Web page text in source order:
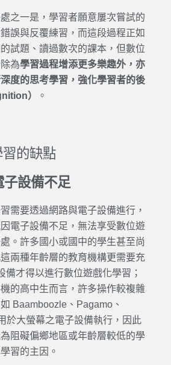
之一是，學習者願意屢次嘗試的
誤與反覆練習，而這段過程正如
試題、讀過數次的課本，但數位
為學習過程增添更多樂趣外，亦
度的思考學習，強化學習者的後
）
。
的缺點
子設備不足
需要透過網路與電子設備進行，
電子設備不足，無法享受數位遊
。許多國小或國中的學生甚至尚
兩種年齡層的教育機構更需要充
備才得以進行數位遊戲化學習；
的高中生而言，許多操作較複雜
Baamboozle、Pagamo、
於大螢幕之電子設備執行，因此
阻礙偏鄉地區或年齡層較低的學
習的主因。